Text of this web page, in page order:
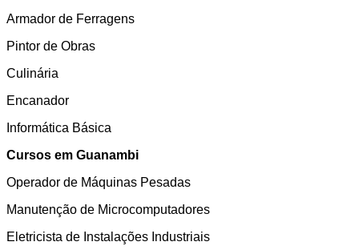
Armador de Ferragens
Pintor de Obras
Culinária
Encanador
Informática Básica
Cursos em Guanambi
Operador de Máquinas Pesadas
Manutenção de Microcomputadores
Eletricista de Instalações Industriais